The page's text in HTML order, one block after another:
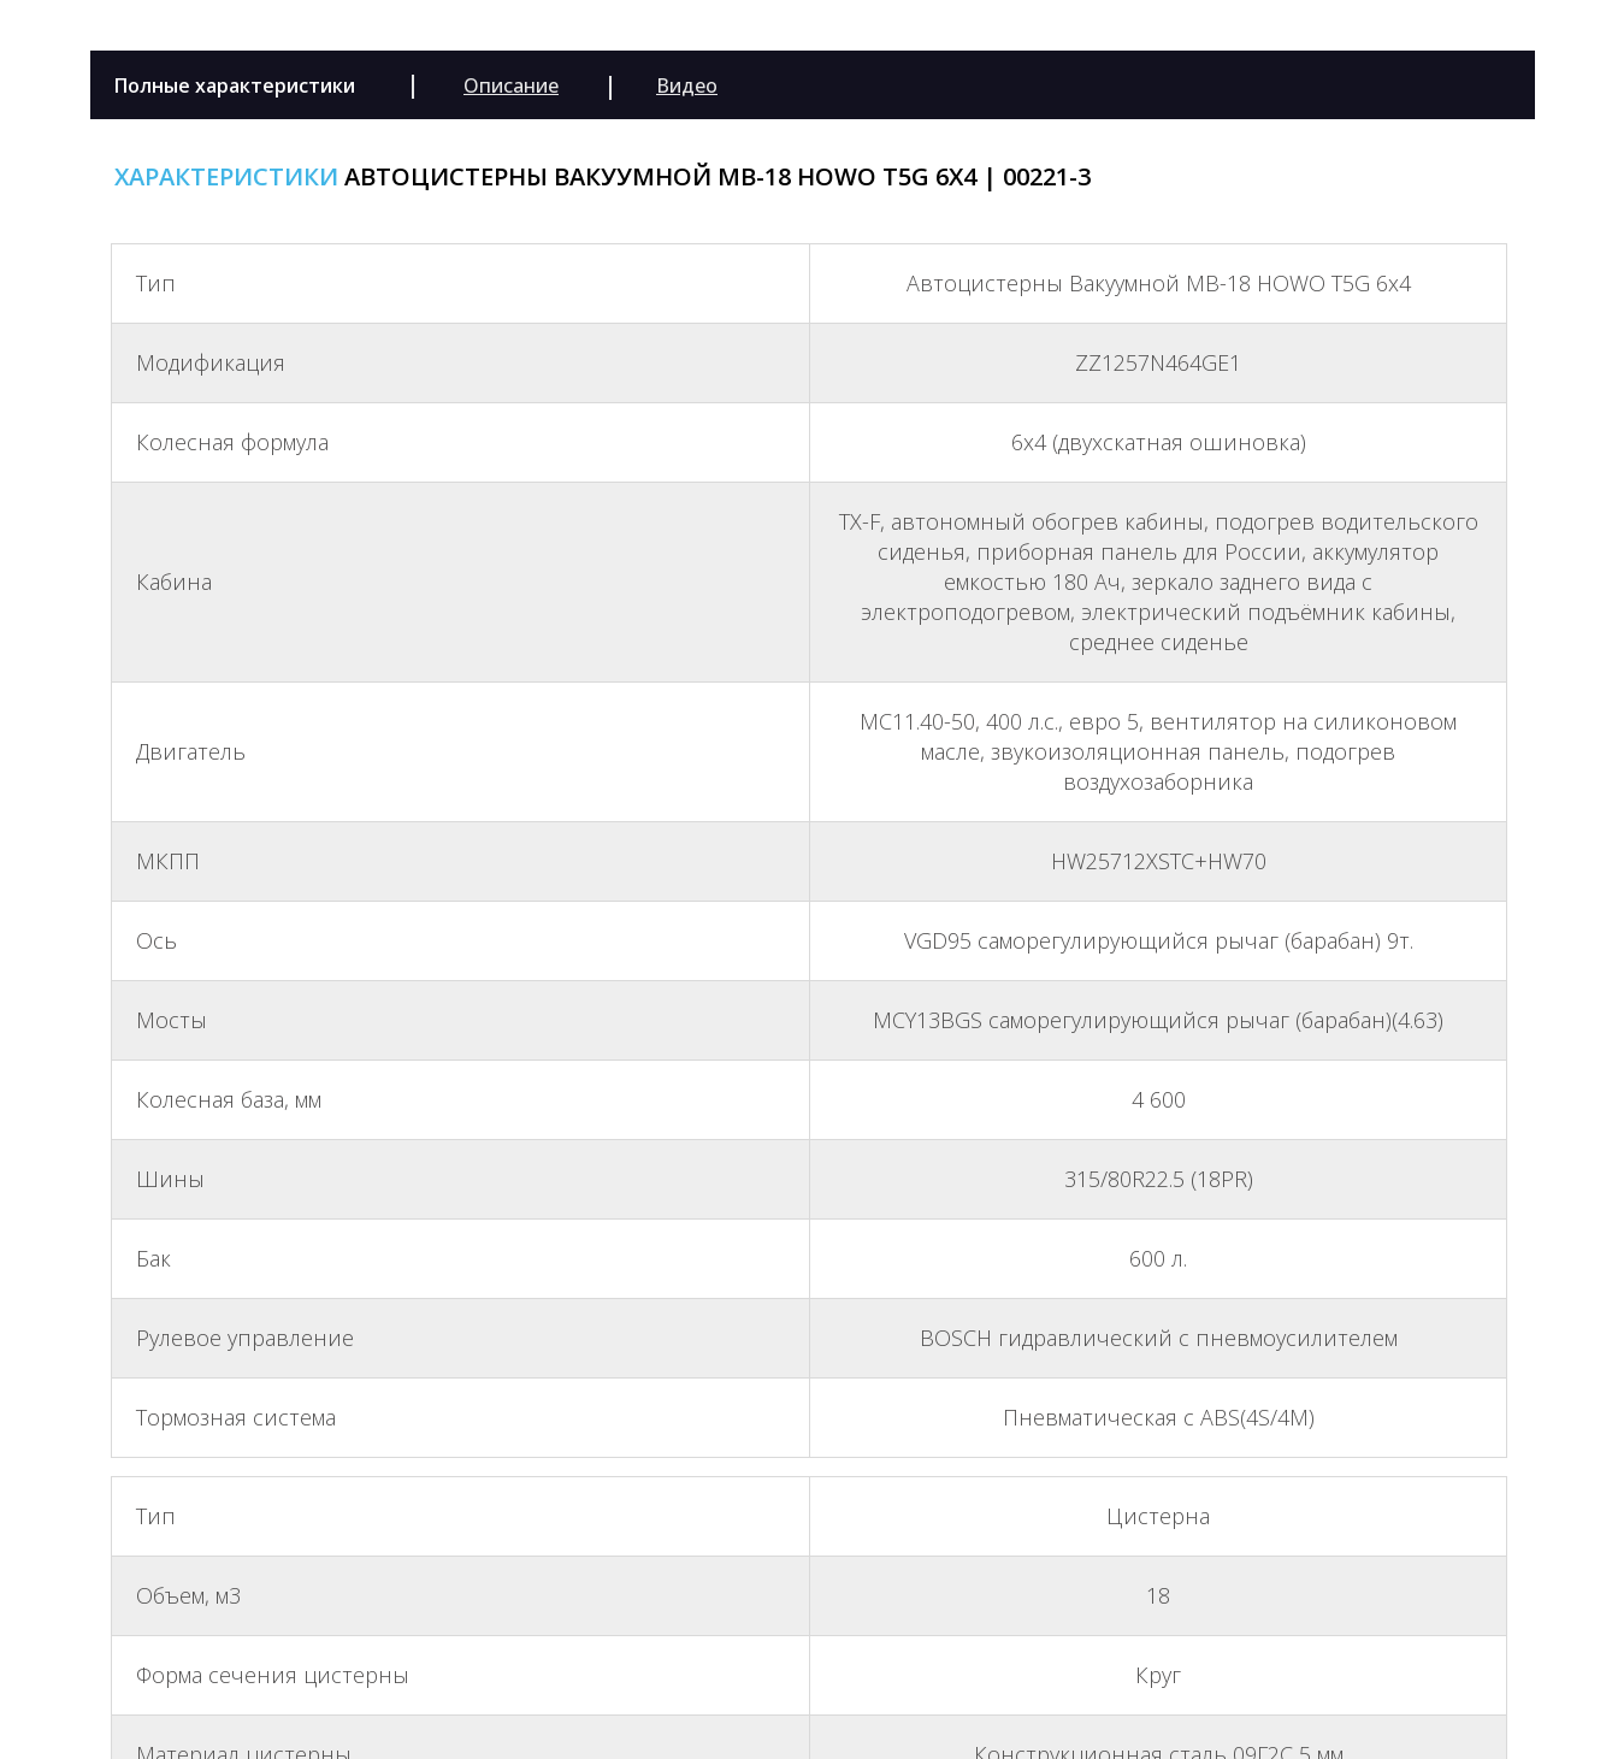
Полные характеристики Описание Видео
|
|
ХАРАКТЕРИСТИКИ АВТОЦИСТЕРНЫ ВАКУУМНОЙ МВ-18 HOWO Т5G 6X4 | 00221-3
Тип Автоцистерны Вакуумной МВ-18 HOWO Т5G 6x4
Модификация ZZ1257N464GE1
Колесная формула 6х4 (двухскатная ошиновка)
Кабина
TX-F, автономный обогрев кабины, подогрев водительского
сиденья, приборная панель для России, аккумулятор
емкостью 180 Ач, зеркало заднего вида с
электроподогревом, электрический подъёмник кабины,
среднее сиденье
Двигатель
MC11.40-50, 400 л.с., евро 5, вентилятор на силиконовом
масле, звукоизоляционная панель, подогрев
воздухозаборника
МКПП HW25712XSTC+HW70
Ось VGD95 саморегулирующийся рычаг (барабан) 9т.
Мосты MCY13BGS саморегулирующийся рычаг (барабан)(4.63)
Колесная база, мм 4 600
Шины 315/80R22.5 (18PR)
Бак 600 л.
Рулевое управление BOSCH гидравлический с пневмоусилителем
Тормозная система Пневматическая с ABS(4S/4M)
Тип Цистерна
Объем, м3 18
Форма сечения цистерны Круг